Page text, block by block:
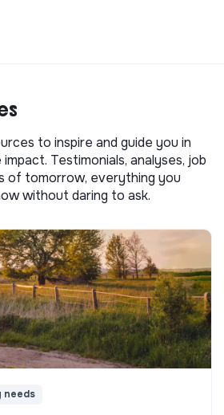
to inspire and guide you in
Testimonials, analyses, job
of tomorrow, everything you
without daring to ask.
needs